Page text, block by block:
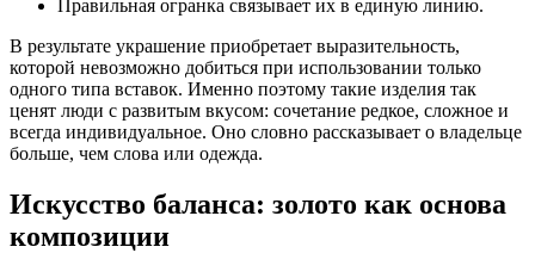
Правильная огранка связывает их в единую линию.
В результате украшение приобретает выразительность,
которой невозможно добиться при использовании только
одного типа вставок. Именно поэтому такие изделия так
ценят люди с развитым вкусом: сочетание редкое, сложное и
всегда индивидуальное. Оно словно рассказывает о владельце
больше, чем слова или одежда.
Искусство баланса: золото как основа
композиции